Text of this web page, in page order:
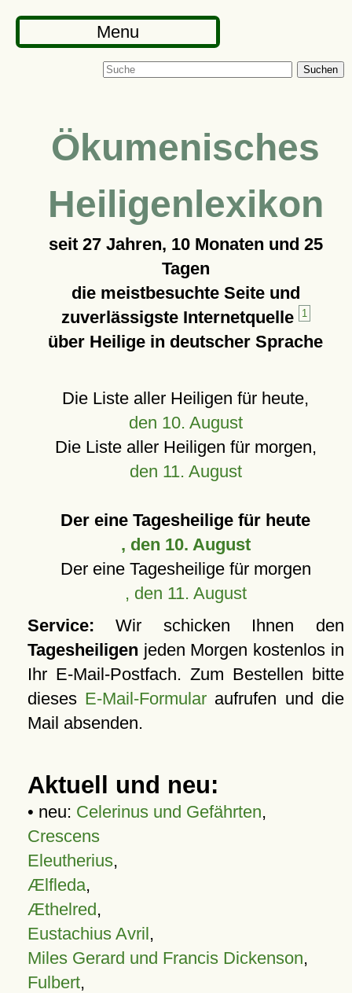
Menu
Suchen
Ökumenisches
Heiligenlexikon
seit 27 Jahren, 10 Monaten und 25
Tagen
die meistbesuchte Seite und
zuverlässigste Internetquelle
1
über Heilige in deutscher Sprache
Die Liste aller Heiligen für heute,
den 10. August
Die Liste aller Heiligen für morgen,
den 11. August
Der eine Tagesheilige für heute
, den 10. August
Der eine Tagesheilige für morgen
, den 11. August
Service: Wir schicken Ihnen den
Tagesheiligen jeden Morgen kostenlos in
Ihr E-Mail-Postfach. Zum Bestellen bitte
dieses E-Mail-Formular aufrufen und die
Mail absenden.
Aktuell und neu:
• neu: Celerinus und Gefährten,
Crescens
Eleutherius,
Ælfleda,
Æthelred,
Eustachius Avril,
Miles Gerard und Francis Dickenson,
Fulbert,